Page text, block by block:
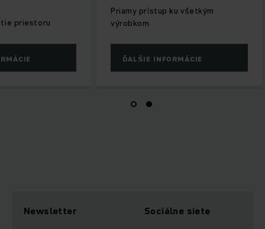
priestoru
Priamy prístup ku všetkým
výrobkom
ĎALŠIE INFORMÁCIE
Newsletter Sociálne siete